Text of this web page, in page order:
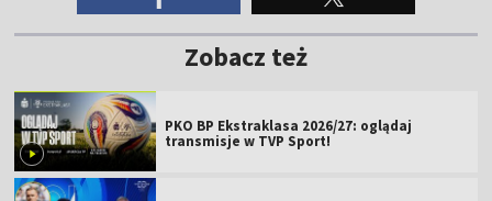
Zobacz też
PKO BP Ekstraklasa 2026/27: oglądaj
transmisje w TVP Sport!